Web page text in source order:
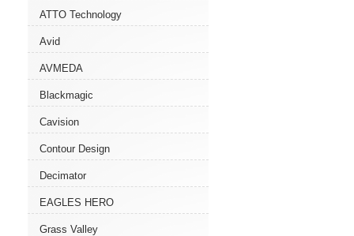
ATTO Technology
Avid
AVMEDA
Blackmagic
Cavision
Contour Design
Decimator
EAGLES HERO
Grass Valley